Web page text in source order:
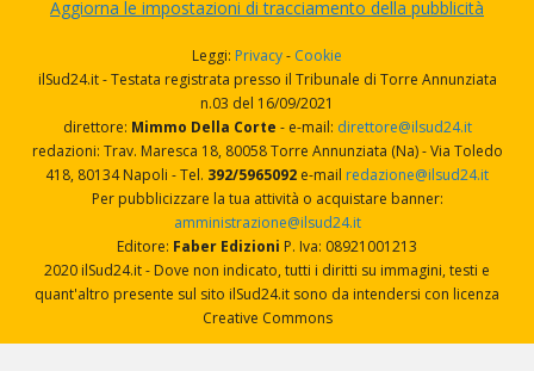
Aggiorna le impostazioni di tracciamento della pubblicità
Leggi: Privacy- Cookie
ilSud24.it - Testata registrata presso il Tribunale di Torre Annunziata
n.03 del 16/09/2021
direttore: Mimmo Della Corte - e-mail: direttore@ilsud24.it
redazioni: Trav. Maresca 18, 80058 Torre Annunziata (Na) - Via Toledo
418, 80134 Napoli - Tel. 392/5965092 e-mail redazione@ilsud24.it
Per pubblicizzare la tua attività o acquistare banner:
amministrazione@ilsud24.it
Editore: Faber Edizioni P. Iva: 08921001213
2020 ilSud24.it - Dove non indicato, tutti i diritti su immagini, testi e
quant'altro presente sul sito ilSud24.it sono da intendersi con licenza
Creative Commons